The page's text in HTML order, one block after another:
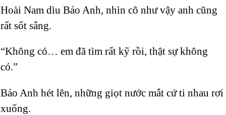
Hoài Nam dìu Bảo Anh, nhìn cô như vậy anh cũng
rất sốt sắng.
“Không có… em đã tìm rất kỹ rồi, thật sự không
có.”
Bảo Anh hét lên, những giọt nước mắt cứ ti nhau rơi
xuống.